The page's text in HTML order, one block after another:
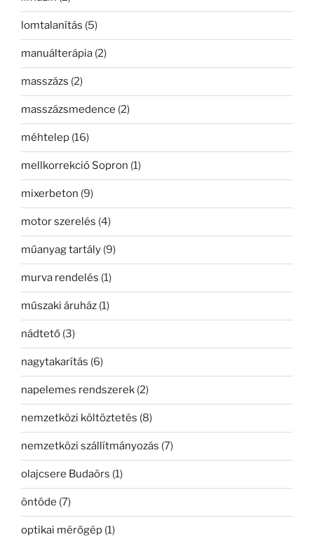
lomtalanítás (5)
manuálterápia (2)
masszázs (2)
masszázsmedence (2)
méhtelep (16)
mellkorrekció Sopron (1)
mixerbeton (9)
motor szerelés (4)
műanyag tartály (9)
murva rendelés (1)
műszaki áruház (1)
nádtető (3)
nagytakarítás (6)
napelemes rendszerek (2)
nemzetközi költöztetés (8)
nemzetközi szállítmányozás (7)
olajcsere Budaörs (1)
öntöde (7)
optikai mérőgép (1)